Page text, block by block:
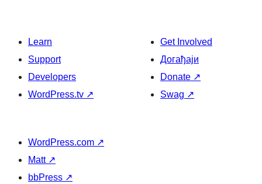
Learn
Support
Developers
WordPress.tv ↗
Get Involved
Догађаји
Donate ↗
Swag ↗
WordPress.com ↗
Matt ↗
bbPress ↗